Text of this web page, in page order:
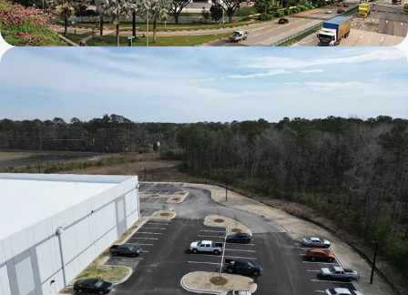
Mapletree Joo Koon Logistics Hub